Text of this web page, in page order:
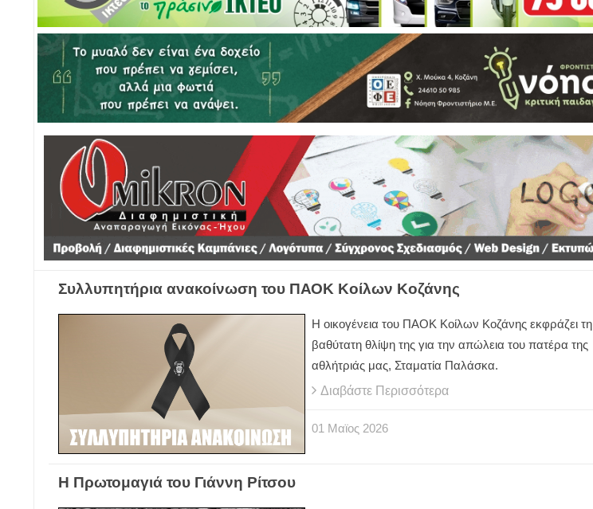
Συλλυπητήρια ανακοίνωση του ΠΑΟΚ Κοίλων Κοζάνης
Η οικογένεια του ΠΑΟΚ Κοίλων Κοζάνης εκφράζει τη
βαθύτατη θλίψη της για την απώλεια του πατέρα της
αθλήτριάς μας, Σταματία Παλάσκα.
Διαβάστε Περισσότερα
01 Μαϊος 2026
Η Πρωτομαγιά του Γιάννη Ρίτσου